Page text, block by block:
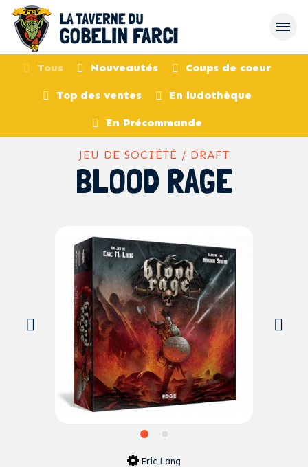
Tous Nouveautés Coups de coeur
Top des ventes En ludothèque
En Précommande
JEU DE SOCIÉTÉ / DRAFT
BLOOD RAGE
Eric Lang